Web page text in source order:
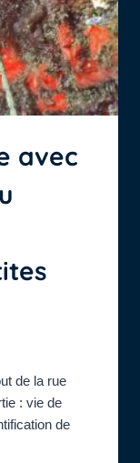
avec
de la rue
: vie de
de